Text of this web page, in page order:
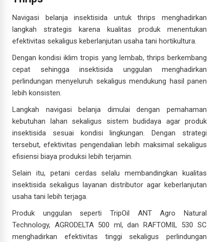
Navigasi belanja insektisida untuk thrips menghadirkan
langkah strategis karena kualitas produk menentukan
efektivitas sekaligus keberlanjutan usaha tani hortikultura.
Dengan kondisi iklim tropis yang lembab, thrips berkembang
cepat sehingga insektisida unggulan menghadirkan
perlindungan menyeluruh sekaligus mendukung hasil panen
lebih konsisten.
Langkah navigasi belanja dimulai dengan pemahaman
kebutuhan lahan sekaligus sistem budidaya agar produk
insektisida sesuai kondisi lingkungan. Dengan strategi
tersebut, efektivitas pengendalian lebih maksimal sekaligus
efisiensi biaya produksi lebih terjamin.
Selain itu, petani cerdas selalu membandingkan kualitas
insektisida sekaligus layanan distributor agar keberlanjutan
usaha tani lebih terjaga.
Produk unggulan seperti TripOil ANT Agro Natural
Technology, AGRODELTA 500 ml, dan RAFTOMIL 530 SC
menghadirkan efektivitas tinggi sekaligus perlindungan